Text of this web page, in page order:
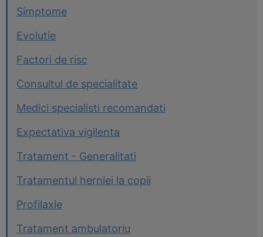
Simptome
Evolutie
Factori de risc
Consultul de specialitate
Medici specialisti recomandati
Expectativa vigilenta
Tratament - Generalitati
Tratamentul herniei la copii
Profilaxie
Tratament ambulatoriu